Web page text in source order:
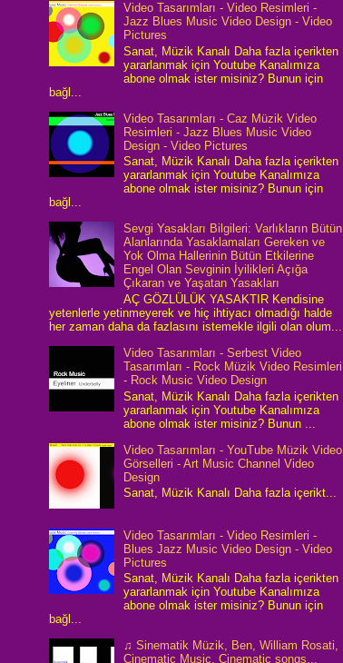
Video Tasarımları - Video Resimleri -
Jazz Blues Music Video Design - Video
Pictures
Sanat, Müzik Kanalı Daha fazla içerikten
yararlanmak için Youtube Kanalımıza
abone olmak ister misiniz? Bunun için
bağl...
Video Tasarımları - Caz Müzik Video
Resimleri - Jazz Blues Music Video
Design - Video Pictures
Sanat, Müzik Kanalı Daha fazla içerikten
yararlanmak için Youtube Kanalımıza
abone olmak ister misiniz? Bunun için
bağl...
Sevgi Yasakları Bilgileri: Varlıkların Bütün
Alanlarında Yasaklamaları Gereken ve
Yok Olma Hallerinin Bütün Etkilerine
Engel Olan Sevginin İyilikleri Açığa
Çıkaran ve Yaşatan Yasakları
AÇ GÖZLÜLÜK YASAKTIR Kendisine
yetenlerle yetinmeyerek ve hiç ihtiyacı olmadığı halde
her zaman daha da fazlasını istemekle ilgili olan olum...
Video Tasarımları - Serbest Video
Tasarımları - Rock Müzik Video Resimleri
- Rock Music Video Design
Sanat, Müzik Kanalı Daha fazla içerikten
yararlanmak için Youtube Kanalımıza
abone olmak ister misiniz? Bunun ...
Video Tasarımları - YouTube Müzik Video
Görselleri - Art Music Channel Video
Design
Sanat, Müzik Kanalı Daha fazla içerikt...
Video Tasarımları - Video Resimleri -
Blues Jazz Music Video Design - Video
Pictures
Sanat, Müzik Kanalı Daha fazla içerikten
yararlanmak için Youtube Kanalımıza
abone olmak ister misiniz? Bunun için
bağl...
♫ Sinematik Müzik, Ben, William Rosati,
Cinematic Music, Cinematic songs...